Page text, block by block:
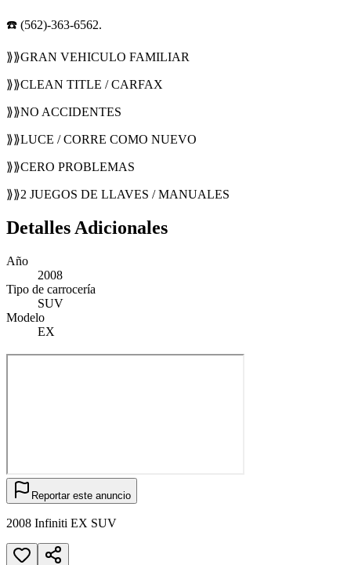
☎️ (562)-363-6562.
⟫⟫GRAN VEHICULO FAMILIAR
⟫⟫CLEAN TITLE / CARFAX
⟫⟫NO ACCIDENTES
⟫⟫LUCE / CORRE COMO NUEVO
⟫⟫CERO PROBLEMAS
⟫⟫2 JUEGOS DE LLAVES / MANUALES
Detalles Adicionales
Año
2008
Tipo de carrocería
SUV
Modelo
EX
Reportar este anuncio
2008 Infiniti EX SUV